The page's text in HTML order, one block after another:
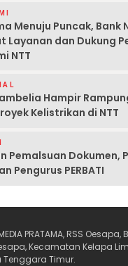
Menuju Puncak, Bank
Layanan dan Dukung
NTT
Hampir
Kelistrikan di NTT
Pemalsuan Dokumen,
Pengurus PERBATI
PRATAMA, RSS Oesapa,
Kecamatan Kelapa
Tenggara Timur.